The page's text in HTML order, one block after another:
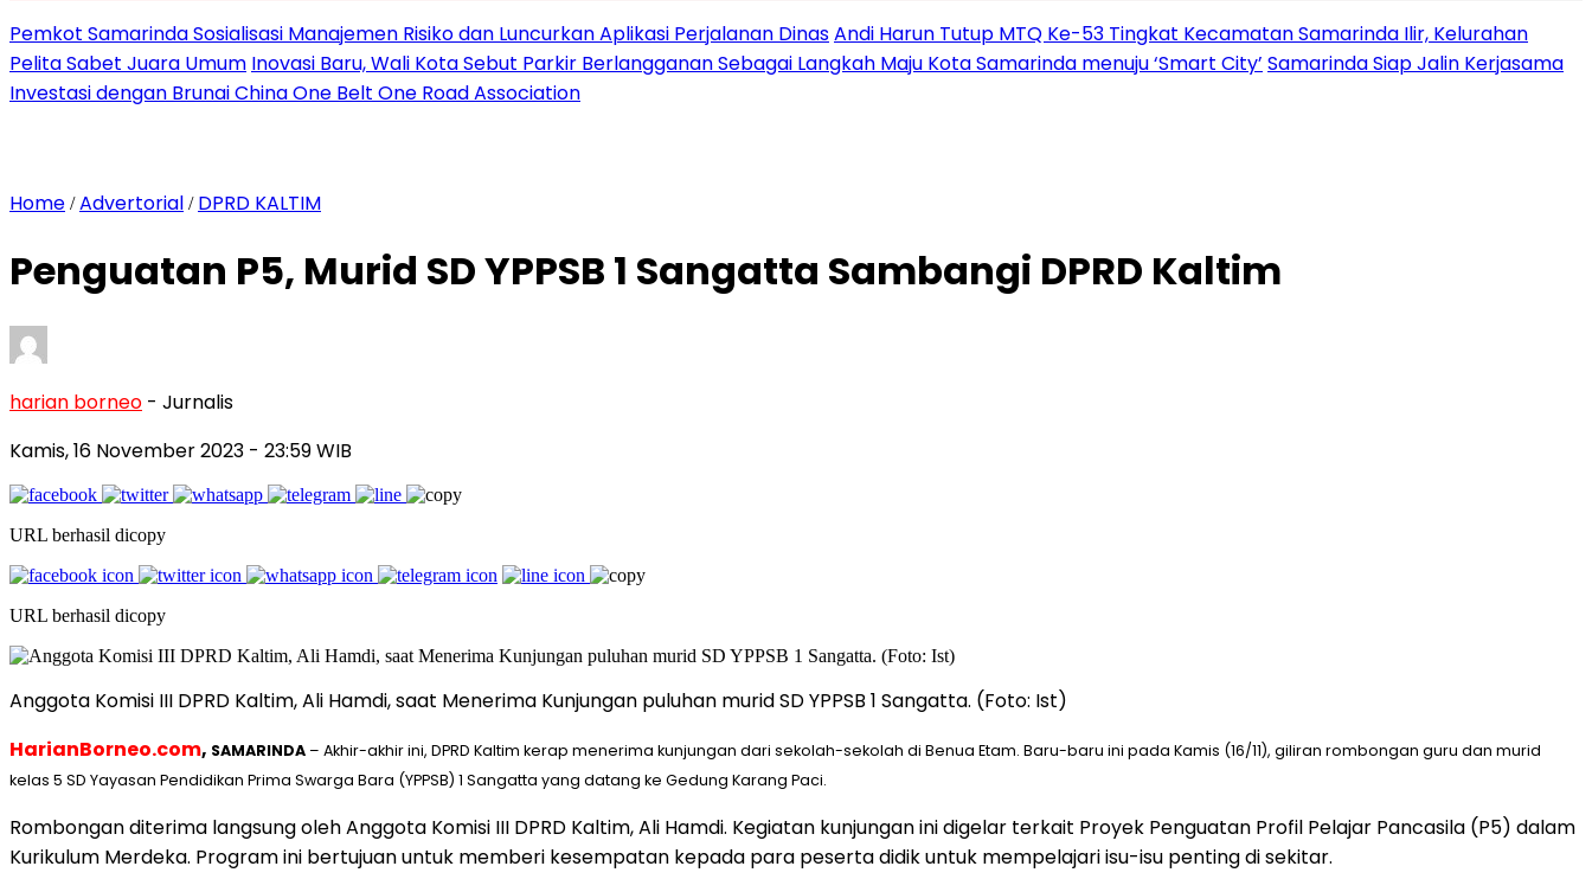
Pemkot Samarinda Sosialisasi Manajemen Risiko dan Luncurkan Aplikasi Perjalanan DinasAndi Harun Tutup MTQ Ke-53 Tingkat Kecamatan Samarinda Ilir, Kelurahan
Pelita Sabet Juara Umum Inovasi Baru, Wali Kota Sebut Parkir Berlangganan Sebagai Langkah Maju Kota Samarinda menuju ‘Smart City’ Samarinda Siap Jalin Kerjasama
Investasi dengan Brunai China One Belt One Road Association
Home /Advertorial / DPRD KALTIM
Penguatan P5, Murid SD YPPSB 1 Sangatta Sambangi DPRD Kaltim
harian borneo - Jurnalis
Kamis, 16 November 2023 - 23:59 WIB
URL berhasil dicopy
URL berhasil dicopy
Anggota Komisi III DPRD Kaltim, Ali Hamdi, saat Menerima Kunjungan puluhan murid SD YPPSB 1 Sangatta. (Foto: Ist)
HarianBorneo.com, SAMARINDA – Akhir-akhir ini, DPRD Kaltim kerap menerima kunjungan dari sekolah-sekolah di Benua Etam. Baru-baru ini pada Kamis (16/11), giliran rombongan guru dan murid
kelas 5 SD Yayasan Pendidikan Prima Swarga Bara (YPPSB) 1 Sangatta yang datang ke Gedung Karang Paci.
Rombongan diterima langsung oleh Anggota Komisi III DPRD Kaltim, Ali Hamdi. Kegiatan kunjungan ini digelar terkait Proyek Penguatan Profil Pelajar Pancasila (P5) dalam
Kurikulum Merdeka. Program ini bertujuan untuk memberi kesempatan kepada para peserta didik untuk mempelajari isu-isu penting di sekitar.